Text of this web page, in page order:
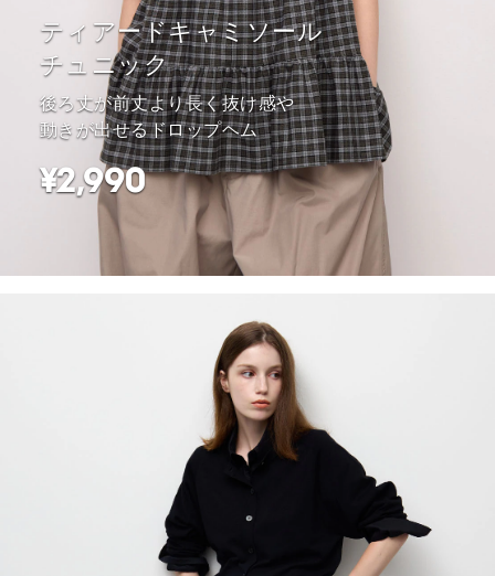
ティアードキャミソール
チュニック
後ろ丈が前丈より長く抜け感や
動きが出せるドロップヘム
¥2,990